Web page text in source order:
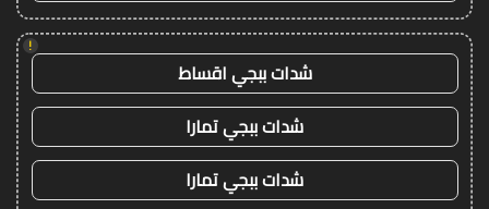
!
شدات ببجي اقساط
شدات ببجي تمارا
شدات ببجي تمارا